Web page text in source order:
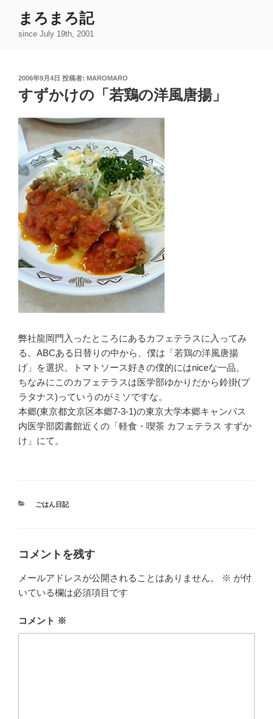
まろまろ記
since July 19th, 2001
投
日:
2006年9月4日 投稿者: MAROMARO
すずかけの「若鶏の洋風唐揚」
弊社龍岡門入ったところにあるカフェテラスに入ってみ
る。ABCある日替りの中から、僕は「若鶏の洋風唐揚
げ」を選択。トマトソース好きの僕的にはniceな一品。
ちなみにこのカフェテラスは医学部ゆかりだから鈴掛(プ
ラタナス)っていうのがミソですな。
本郷(東京都文京区本郷7-3-1)の東京大学本郷キャンパス
内医学部図書館近くの「軽食・喫茶 カフェテラス すずか
け」にて。
カ
ごはん日記
コメントを残す
メールアドレスが公開されることはありません。 ※ が付
いている欄は必須項目です
コメント ※